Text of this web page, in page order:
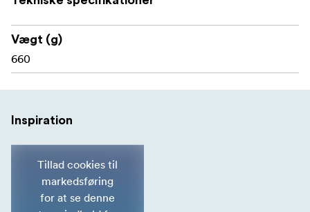
Vægt (g)
660
Inspiration
Tillad cookies til
markedsføring
for at se denne